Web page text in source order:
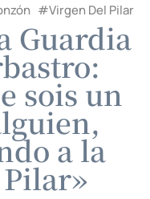
#Virgen Del Pilar
Guardia
sois un
a la